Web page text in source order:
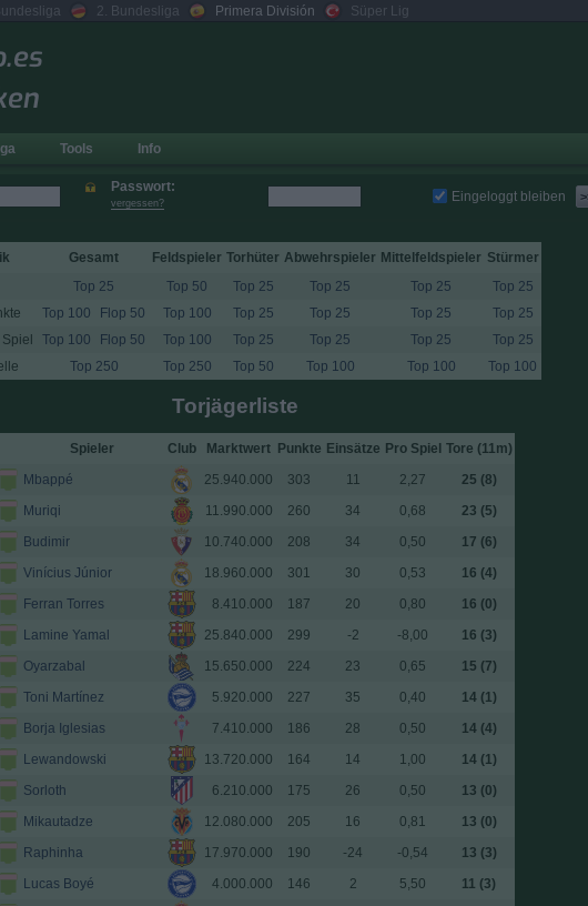
2. Bundesliga Primera División Süper Lig
Tools Info
Passwort:
vergessen? Eingeloggt bleiben
Gesamt Feldspieler Torhüter Abwehrspieler Mittelfeldspieler Stürmer
Top 25 Top 50 Top 25 Top 25 Top 25
Top 25
Top 100 Flop 50 Top 100 Top 25 Top 25 Top 25
Top 25
Top 100 Flop 50 Top 100 Top 25 Top 25 Top 25
Top 25
Top 250 Top 250 Top 50 Top 100 Top 100 Top 100
Torjägerliste
Spieler Club Marktwert Punkte Einsätze Pro Spiel Tore (11m)
Mbappé 25.940.000 303 11 2,27
25 (8)
Muriqi 11.990.000 260 34 0,68
23 (5)
Budimir 10.740.000 208 34 0,50
17 (6)
Vinícius Júnior 18.960.000 301 30 0,53
16 (4)
Ferran Torres 8.410.000 187 20 0,80
16 (0)
Lamine Yamal 25.840.000 299 -2 -8,00
16 (3)
Oyarzabal 15.650.000 224 23 0,65
15 (7)
Toni Martínez 5.920.000 227 35 0,40
14 (1)
Borja Iglesias 7.410.000 186 28 0,50
14 (4)
Lewandowski 13.720.000 164 14 1,00
14 (1)
Sorloth 6.210.000 175 26 0,50
13 (0)
Mikautadze 12.080.000 205 16 0,81
13 (0)
Raphinha 17.970.000 190 -24 -0,54
13 (3)
Lucas Boyé 4.000.000 146 2 5,50
11 (3)